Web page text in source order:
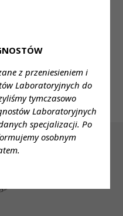
z przeniesieniem i
Laboratoryjnych do
tymczasowo
Laboratoryjnych
specjalizacji. Po
osobnym
460